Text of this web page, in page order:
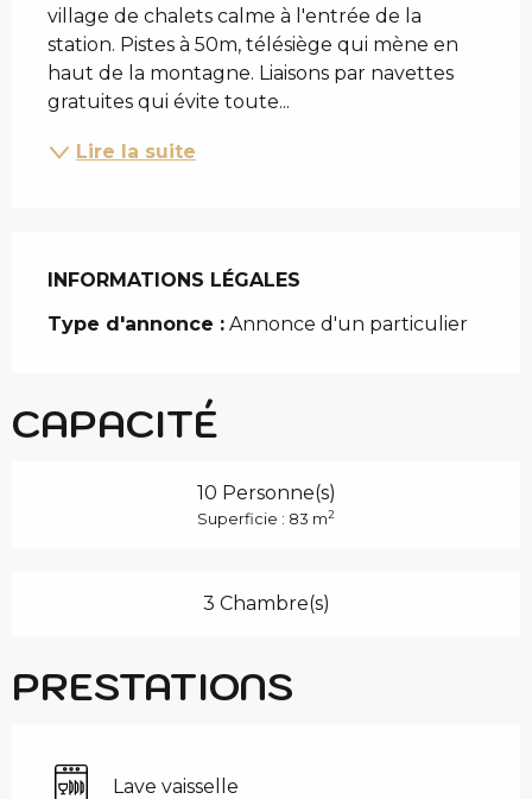
village de chalets calme à l'entrée de la
station. Pistes à 50m, télésiège qui mène en
haut de la montagne. Liaisons par navettes
gratuites qui évite toute...
Lire la suite
INFORMATIONS LÉGALES
INFORMATIONS LÉGALES
Type d'annonce : Annonce d'un particulier
CAPACITÉ
10 Personne(s)
Superficie : 83 m2
3 Chambre(s)
PRESTATIONS
Lave vaisselle